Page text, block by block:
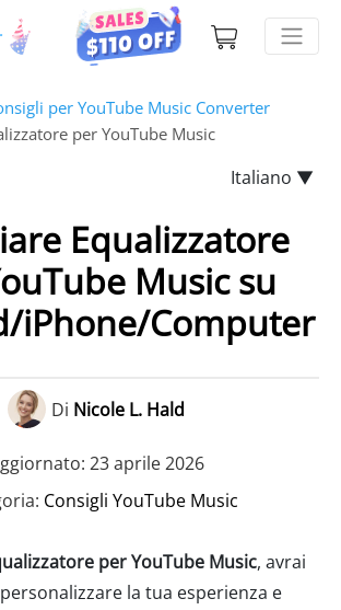
per YouTube Music Converter
per YouTube Music
Italiano ▼
Equalizzatore
Music su
iPhone/Computer
Di Nicole L. Hald
23 aprile 2026
Consigli YouTube Music
per YouTube Music, avrai
la tua esperienza e